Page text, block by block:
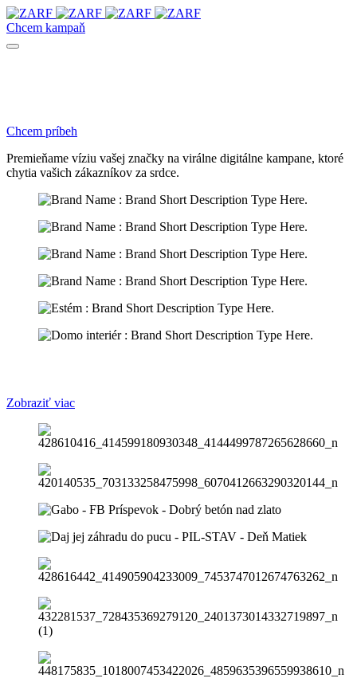
Chcem kampaň
Chcem príbeh
Premieňame víziu vašej značky na virálne digitálne kampane, ktoré
chytia vašich zákazníkov za srdce.
Zobraziť viac